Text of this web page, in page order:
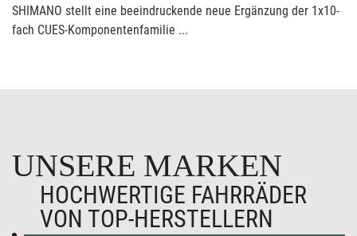
SHIMANO stellt eine beeindruckende neue Ergänzung der 1x10-
fach CUES-Komponentenfamilie ...
UNSERE MARKEN
HOCHWERTIGE FAHRRÄDER
VON TOP-HERSTELLERN